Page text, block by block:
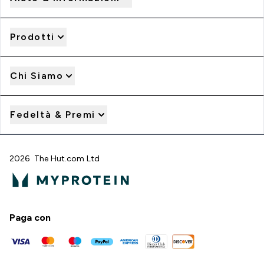
Prodotti
Chi Siamo
Fedeltà & Premi
2026 The Hut.com Ltd
Paga con